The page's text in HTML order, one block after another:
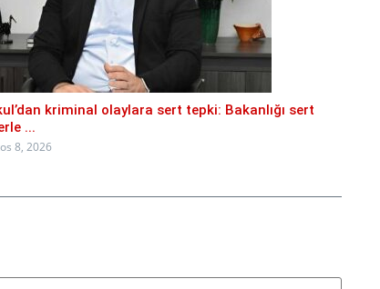
kriminal olaylara sert tepki: Bakanlığı sert
...
8, 2026